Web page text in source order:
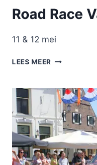
Road Race
11 & 12 mei
LEES MEER ROAD